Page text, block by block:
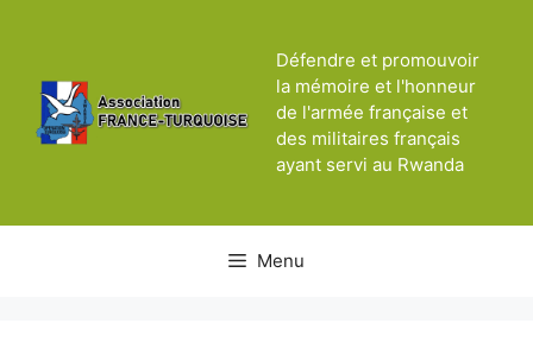
Défendre et promouvoir
la mémoire et l'honneur
de l'armée française et
des militaires français
ayant servi au Rwanda
Menu